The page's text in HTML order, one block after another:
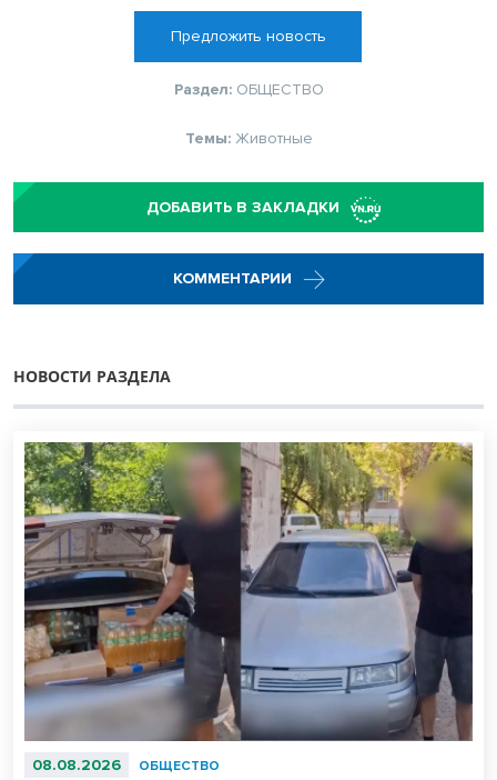
Предложить новость
Раздел: ОБЩЕСТВО
Темы: Животные
ДОБАВИТЬ В ЗАКЛАДКИ
КОММЕНТАРИИ
НОВОСТИ РАЗДЕЛА
08.08.2026 ОБЩЕСТВО